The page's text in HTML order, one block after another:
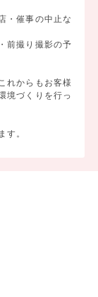
・催事の中止な
前撮り撮影の予
れからもお客様
境づくりを行っ
す。